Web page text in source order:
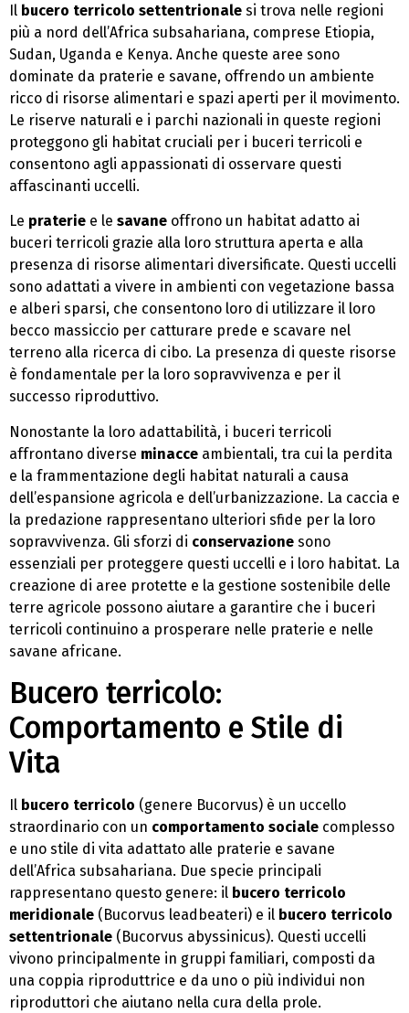
Il bucero terricolo settentrionale si trova nelle regioni
più a nord dell’Africa subsahariana, comprese Etiopia,
Sudan, Uganda e Kenya. Anche queste aree sono
dominate da praterie e savane, offrendo un ambiente
ricco di risorse alimentari e spazi aperti per il movimento.
Le riserve naturali e i parchi nazionali in queste regioni
proteggono gli habitat cruciali per i buceri terricoli e
consentono agli appassionati di osservare questi
affascinanti uccelli.
Le praterie e le savane offrono un habitat adatto ai
buceri terricoli grazie alla loro struttura aperta e alla
presenza di risorse alimentari diversificate. Questi uccelli
sono adattati a vivere in ambienti con vegetazione bassa
e alberi sparsi, che consentono loro di utilizzare il loro
becco massiccio per catturare prede e scavare nel
terreno alla ricerca di cibo. La presenza di queste risorse
è fondamentale per la loro sopravvivenza e per il
successo riproduttivo.
Nonostante la loro adattabilità, i buceri terricoli
affrontano diverse minacce ambientali, tra cui la perdita
e la frammentazione degli habitat naturali a causa
dell’espansione agricola e dell’urbanizzazione. La caccia e
la predazione rappresentano ulteriori sfide per la loro
sopravvivenza. Gli sforzi di conservazione sono
essenziali per proteggere questi uccelli e i loro habitat. La
creazione di aree protette e la gestione sostenibile delle
terre agricole possono aiutare a garantire che i buceri
terricoli continuino a prosperare nelle praterie e nelle
savane africane.
Bucero terricolo:
Comportamento e Stile di
Vita
Il bucero terricolo (genere Bucorvus) è un uccello
straordinario con un comportamento sociale complesso
e uno stile di vita adattato alle praterie e savane
dell’Africa subsahariana. Due specie principali
rappresentano questo genere: il bucero terricolo
meridionale (Bucorvus leadbeateri) e il bucero terricolo
settentrionale (Bucorvus abyssinicus). Questi uccelli
vivono principalmente in gruppi familiari, composti da
una coppia riproduttrice e da uno o più individui non
riproduttori che aiutano nella cura della prole.